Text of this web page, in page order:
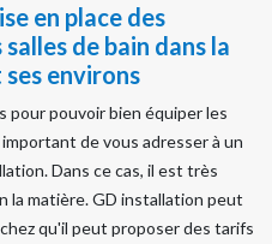
en place des
de bain dans la
environs
pour pouvoir bien équiper les
de vous adresser à un
Dans ce cas, il est très
la matière. GD installation peut
qu'il peut proposer des tarifs